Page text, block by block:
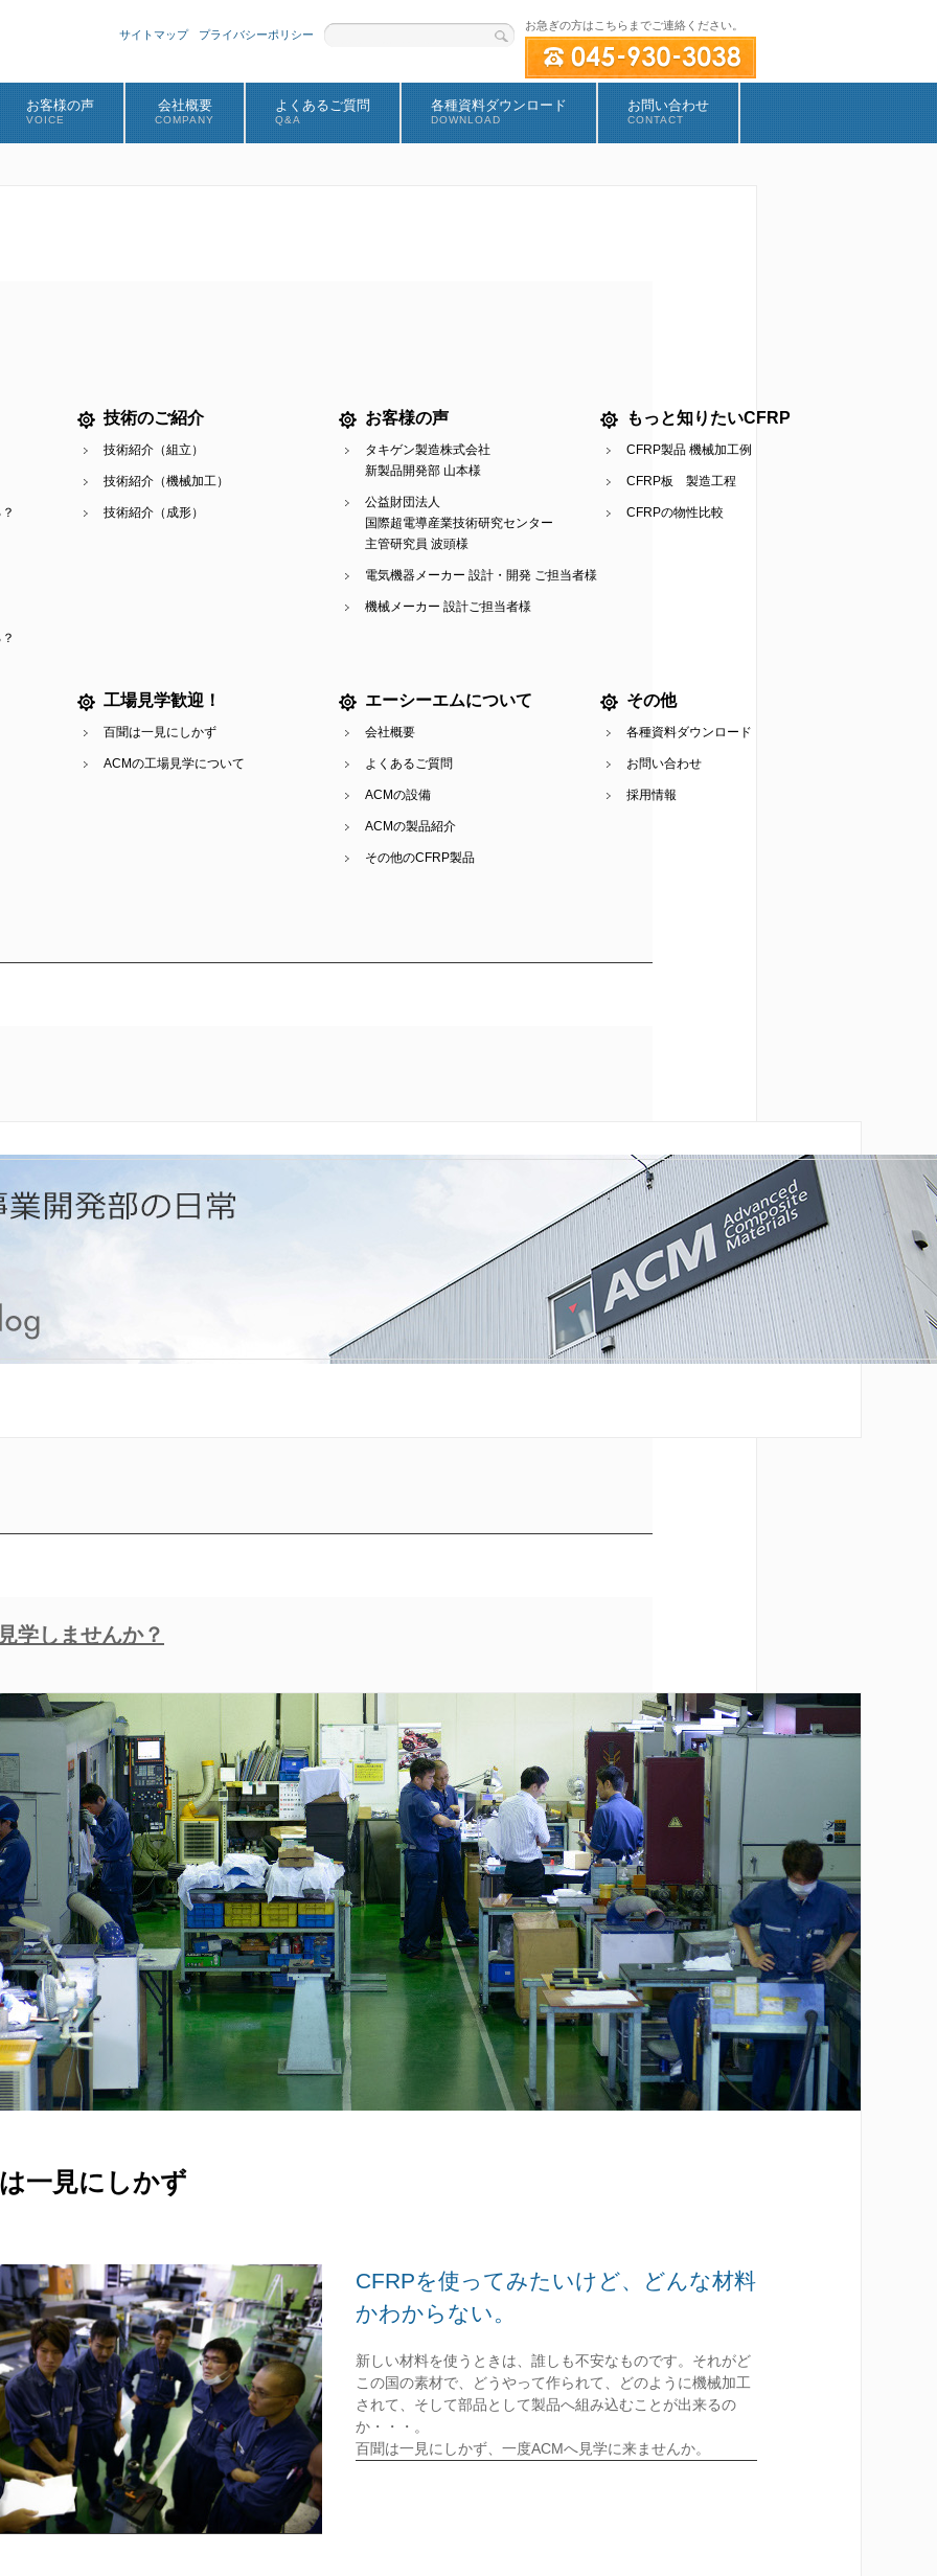
サイトマップ プライバシーポリシー
お急ぎの方はこちらまでご連絡ください。
お客様の声
VOICE
会社概要
COMPANY
よくあるご質問
Q&A
各種資料ダウンロード
DOWNLOAD
お問い合わせ
CONTACT
技術のご紹介
技術紹介（組立）
技術紹介（機械加工）
技術紹介（成形）
お客様の声
タキゲン製造株式会社
新製品開発部 山本様
公益財団法人
国際超電導産業技術研究センター
主管研究員 波頭様
電気機器メーカー 設計・開発 ご担当者様
機械メーカー 設計ご担当者様
もっと知りたいCFRP
CFRP製品 機械加工例
CFRP板 製造工程
CFRPの物性比較
工場見学歓迎！
百聞は一見にしかず
ACMの工場見学について
エーシーエムについて
会社概要
よくあるご質問
ACMの設備
ACMの製品紹介
その他のCFRP製品
その他
各種資料ダウンロード
お問い合わせ
採用情報
学しませんか？
一見にしかず
CFRPを使ってみたいけど、どんな材料
かわからない。
新しい材料を使うときは、誰しも不安なものです。それがど
この国の素材で、どうやって作られて、どのように機械加工
されて、そして部品として製品へ組み込むことが出来るの
か・・・。
百聞は一見にしかず、一度ACMへ見学に来ませんか。